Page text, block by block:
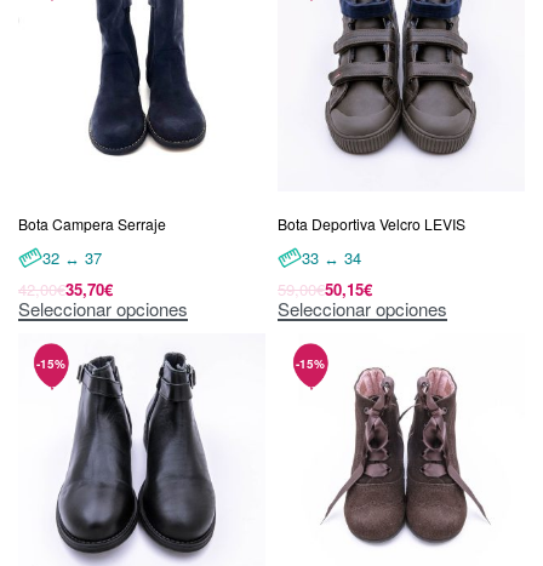
Bota Campera Serraje
32 ↔ 37
42,00€35,70€
Seleccionar opciones
Bota Deportiva Velcro LEVIS
33 ↔ 34
59,00€50,15€
Seleccionar opciones